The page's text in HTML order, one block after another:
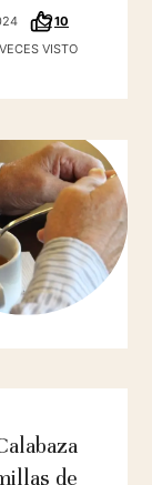
10
VISTO
de